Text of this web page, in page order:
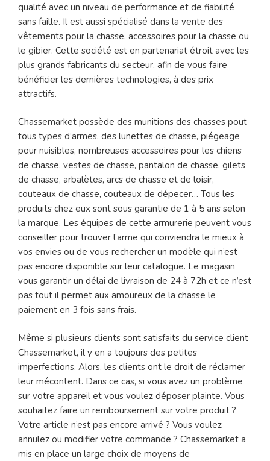
qualité avec un niveau de performance et de fiabilité
sans faille. Il est aussi spécialisé dans la vente des
vêtements pour la chasse, accessoires pour la chasse ou
le gibier. Cette société est en partenariat étroit avec les
plus grands fabricants du secteur, afin de vous faire
bénéficier les dernières technologies, à des prix
attractifs.
Chassemarket possède des munitions des chasses pout
tous types d’armes, des lunettes de chasse, piégeage
pour nuisibles, nombreuses accessoires pour les chiens
de chasse, vestes de chasse, pantalon de chasse, gilets
de chasse, arbalètes, arcs de chasse et de loisir,
couteaux de chasse, couteaux de dépecer… Tous les
produits chez eux sont sous garantie de 1 à 5 ans selon
la marque. Les équipes de cette armurerie peuvent vous
conseiller pour trouver l’arme qui conviendra le mieux à
vos envies ou de vous rechercher un modèle qui n’est
pas encore disponible sur leur catalogue. Le magasin
vous garantir un délai de livraison de 24 à 72h et ce n’est
pas tout il permet aux amoureux de la chasse le
paiement en 3 fois sans frais.
Même si plusieurs clients sont satisfaits du service client
Chassemarket, il y en a toujours des petites
imperfections. Alors, les clients ont le droit de réclamer
leur mécontent. Dans ce cas, si vous avez un problème
sur votre appareil et vous voulez déposer plainte. Vous
souhaitez faire un remboursement sur votre produit ?
Votre article n’est pas encore arrivé ? Vous voulez
annulez ou modifier votre commande ? Chassemarket a
mis en place un large choix de moyens de